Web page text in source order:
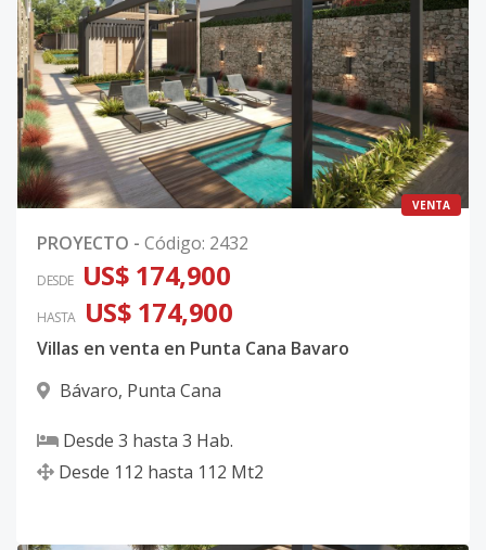
VENTA
PROYECTO - Código: 2432
DESDE US$ 174,900
HASTA US$ 174,900
Villas en venta en Punta Cana Bavaro
Bávaro, Punta Cana
Desde 3 hasta 3 Hab.
Desde 112 hasta 112 Mt2